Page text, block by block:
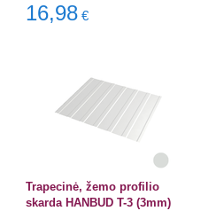
16,98 €
Trapecinė, žemo profilio
skarda HANBUD T-3 (3mm)